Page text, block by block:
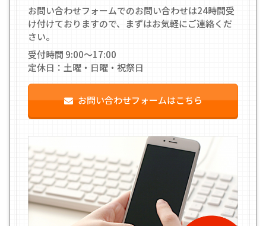
お問い合わせフォームでのお問い合わせは24時間受
け付けておりますので、まずはお気軽にご連絡くだ
さい。
受付時間 9:00〜17:00
定休日：土曜・日曜・祝祭日
お問い合わせフォームはこちら